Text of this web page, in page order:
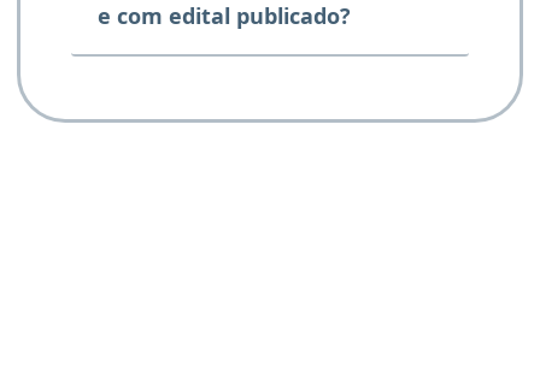
e com edital publicado?